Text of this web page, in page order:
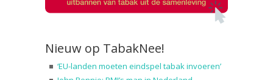
Nieuw op TabakNee!
‘EU-landen moeten eindspel tabak invoeren’